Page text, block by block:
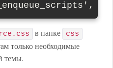
в папке css
только необходимые
темы.